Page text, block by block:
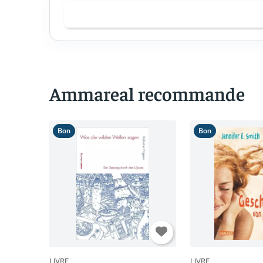
Ammareal recommande
Bon
LIVRE
Bon
LIVRE